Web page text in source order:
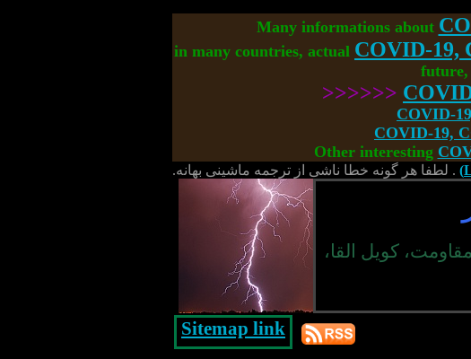
Many informations about
in many countries, actual COVID-19,
future,
<<<<<<
COVID-
COVID-19,
Other interesting
. لطفا هر گونه خطا ناشی از ترجمه ماشینی بهانه.
کویل القا،
Sitemap link